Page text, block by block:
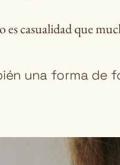
casualidad que
una forma de